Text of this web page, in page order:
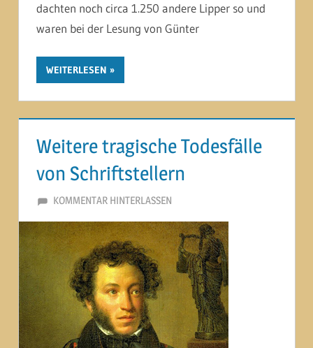
dachten noch circa 1.250 andere Lipper so und
waren bei der Lesung von Günter
WEITERLESEN
Weitere tragische Todesfälle
von Schriftstellern
14. FEBRUAR 2015
MARTINA BERG
KOMMENTAR HINTERLASSEN